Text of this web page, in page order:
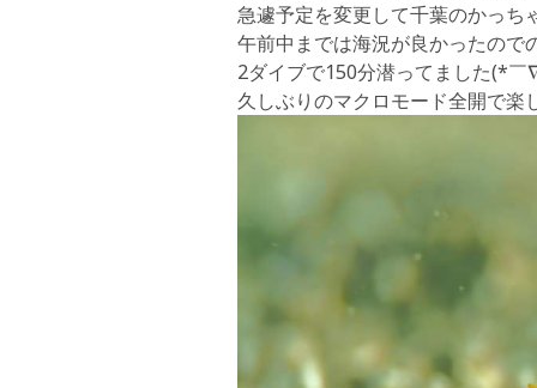
急遽予定を変更して千葉のかっ
午前中までは海況が良かったので
2ダイブで150分潜ってました(*￣
久しぶりのマクロモード全開で